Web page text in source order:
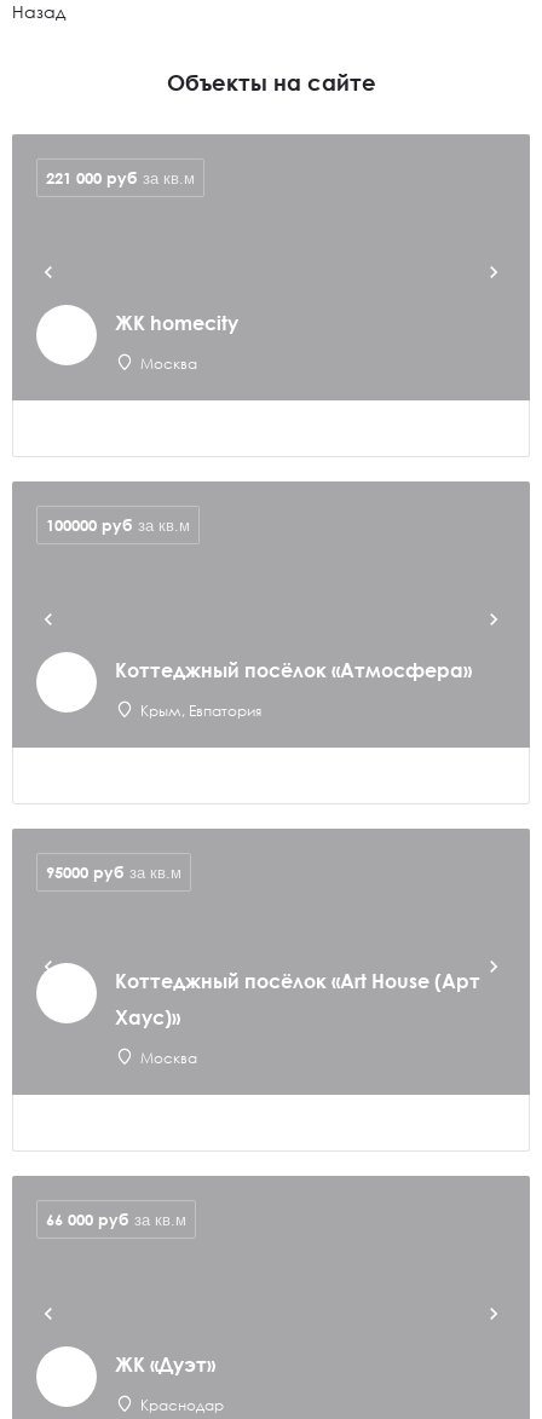
Назад
Объекты на сайте
ЖК homecity
Москва
221 000 руб за кв.м
Коттеджный посёлок «Атмосфера»
Крым, Евпатория
100000 руб за кв.м
Коттеджный посёлок «Art House (Арт
Хаус)»
Москва
95000 руб за кв.м
ЖК «Дуэт»
Краснодар
66 000 руб за кв.м